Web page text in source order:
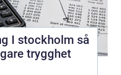
stockholm så
trygghet